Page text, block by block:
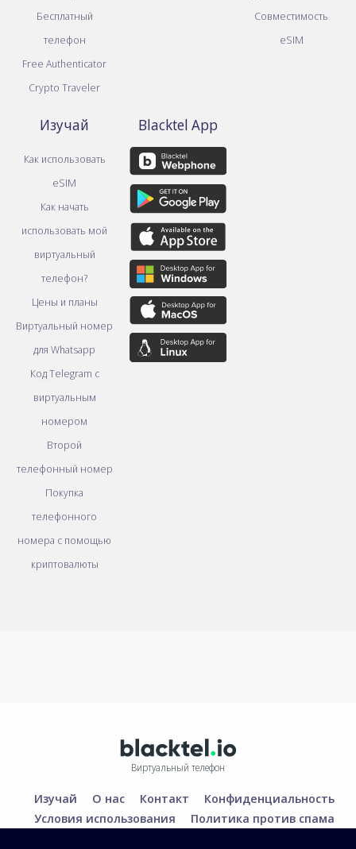
Бесплатный
телефон
Free Authenticator
Crypto Traveler
Совместимость
eSIM
Изучай
Как использовать
eSIM
Как начать
использовать мой
виртуальный
телефон?
Цены и планы
Виртуальный номер
для Whatsapp
Код Telegram с
виртуальным
номером
Второй
телефонный номер
Покупка
телефонного
номера с помощью
криптовалюты
Blacktel App
Виртуальный телефон
Изучай О нас Контакт
Конфиденциальность
Условия использования
Политика против спама